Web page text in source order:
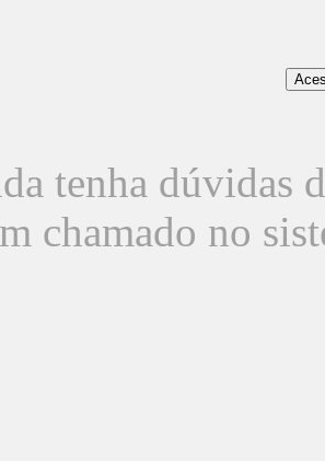
tenha dúvidas
chamado no